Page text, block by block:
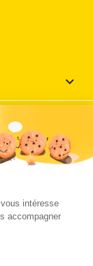


de vente
et de vente
intéresse
accompagner